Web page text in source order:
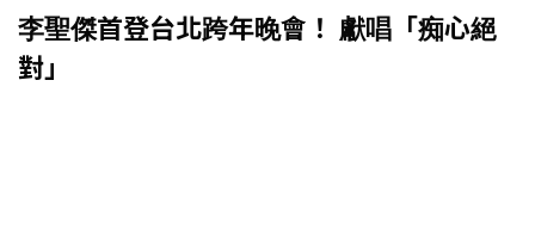
李聖傑首登台北跨年晚會！ 獻唱「痴心絕
對」